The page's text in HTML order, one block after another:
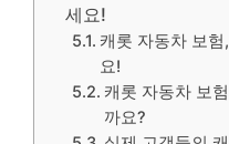
세요!
캐롯 자동차 보
요!
캐롯 자동차 보
까요?